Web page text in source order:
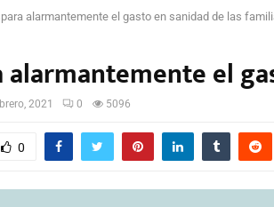
alarmantemente el gasto en sanidad de las
alarmantemente el
2021 0 5096
0